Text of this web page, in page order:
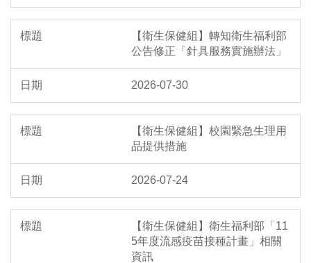
【衛生保健組】轉知衛生福利部
公告修正「針具服務實施辦法」
2026-07-30
【衛生保健組】校園緊急生理用
品提供措施
2026-07-24
【衛生保健組】衛生福利部「11
5年度流感疫苗接種計畫」相關
資訊